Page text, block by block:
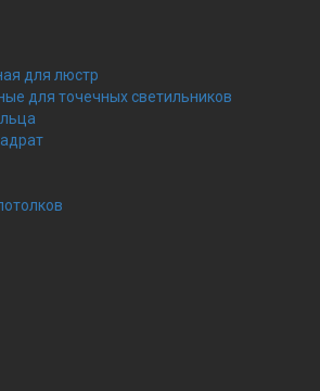
для люстр
для точечных светильников